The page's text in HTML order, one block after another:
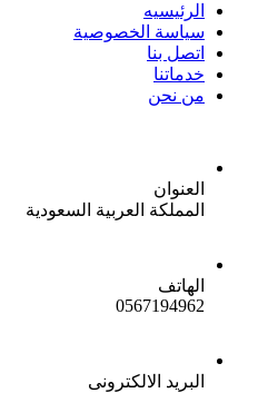
الرئيسيه
سياسة الخصوصية
اتصل بنا
خدماتنا
من نحن
العنوان
المملكة العربية السعودية
الهاتف
0567194962
البريد الالكترونى